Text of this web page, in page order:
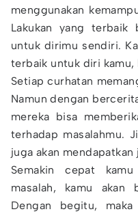
menggunakan
Lakukan yang
untuk dirimu sendiri.
terbaik untuk diri kamu,
Setiap curhatan
Namun dengan
mereka bisa
terhadap masalahmu.
juga akan mendapatkan
Semakin cepat
masalah, kamu
Dengan begitu,